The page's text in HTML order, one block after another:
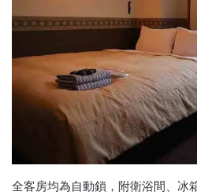
全客房均為自動鎖，附衛浴間、冰